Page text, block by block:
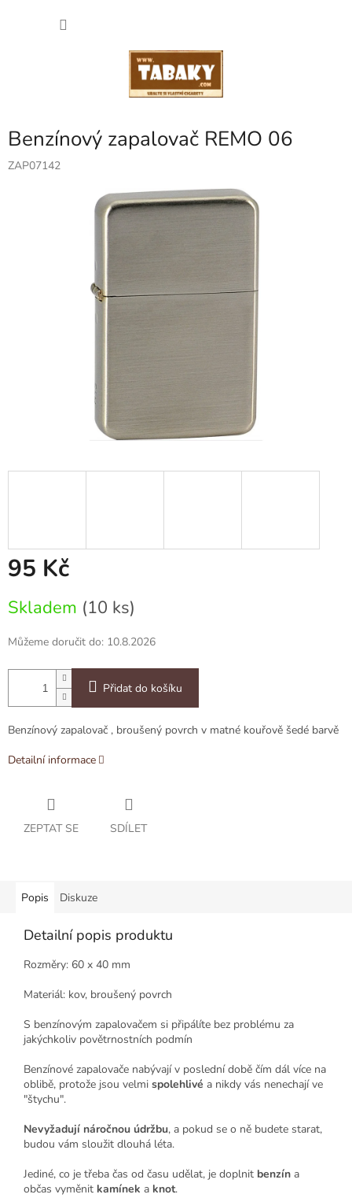
Benzínový zapalovač REMO 06
ZAP07142
95 Kč
cena:
Skladem (10 ks)
Můžeme doručit do: 10.8.2026
Přidat do košíku
Benzínový zapalovač , broušený povrch v matné kouřově šedé barvě
Detailní informace
ZEPTAT SE SDÍLET
Popis Diskuze
Detailní popis produktu
Rozměry: 60 x 40 mm
Materiál: kov, broušený povrch
S benzínovým zapalovačem si připálíte bez problému za
jakýchkoliv povětrnostních podmín
Benzínové zapalovače nabývají v poslední době čím dál více na
oblibě, protože jsou velmi spolehlivé a nikdy vás nenechají ve
"štychu".
Nevyžadují náročnou údržbu, a pokud se o ně budete starat,
budou vám sloužit dlouhá léta.
Jediné, co je třeba čas od času udělat, je doplnit benzín a
občas vyměnit kamínek a knot.